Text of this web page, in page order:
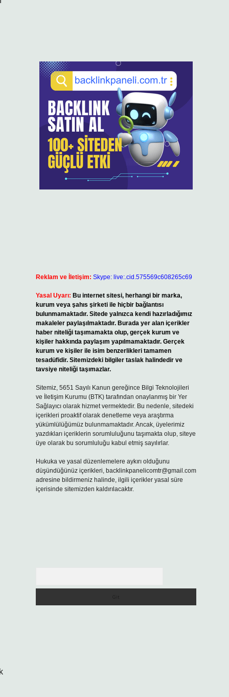
Reklam ve İletişim: Skype: live:.cid.575569c608265c69
Yasal Uyarı: Bu internet sitesi, herhangi bir marka,
kurum veya şahıs şirketi ile hiçbir bağlantısı
bulunmamaktadır. Sitede yalnızca kendi hazırladığımız
makaleler paylaşılmaktadır. Burada yer alan içerikler
haber niteliği taşımamakta olup, gerçek kurum ve
kişiler hakkında paylaşım yapılmamaktadır. Gerçek
kurum ve kişiler ile isim benzerlikleri tamamen
tesadüfidir. Sitemizdeki bilgiler taslak halindedir ve
tavsiye niteliği taşımazlar.
Sitemiz, 5651 Sayılı Kanun gereğince Bilgi Teknolojileri
ve İletişim Kurumu (BTK) tarafından onaylanmış bir Yer
Sağlayıcı olarak hizmet vermektedir. Bu nedenle, sitedeki
içerikleri proaktif olarak denetleme veya araştırma
yükümlülüğümüz bulunmamaktadır. Ancak, üyelerimiz
yazdıkları içeriklerin sorumluluğunu taşımakta olup, siteye
üye olarak bu sorumluluğu kabul etmiş sayılırlar.
Hukuka ve yasal düzenlemelere aykırı olduğunu
düşündüğünüz içerikleri, backlinkpanelicomtr@gmail.com
adresine bildirmeniz halinde, ilgili içerikler yasal süre
içerisinde sitemizden kaldırılacaktır.